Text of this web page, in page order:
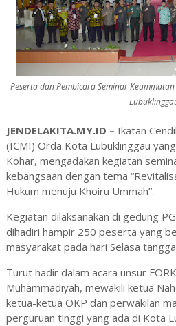
Peserta dan Pembicara Seminar
JENDELAKITA.MY.ID – Ikatan
(ICMI) Orda Kota Lubuklinggau
Kohar, mengadakan kegiatan
kebangsaan dengan tema
Hukum menuju Khoiru Ummah”.
Kegiatan dilaksanakan di gedung
dihadiri hampir 250 peserta yang
masyarakat pada hari Selasa
Turut hadir dalam acara unsur
Muhammadiyah, mewakili ketua
ketua-ketua OKP dan perwakilan
perguruan tinggi yang ada di Kota